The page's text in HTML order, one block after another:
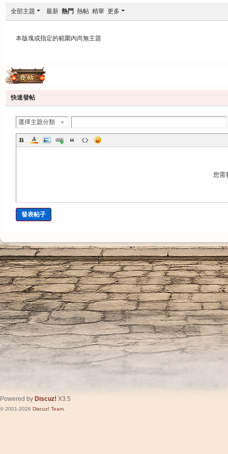
全部主題 最新 熱門 熱帖 精華 更多
本版塊或指定的範圍內尚無主題
發帖
快速發帖
選擇主題分類
您需
發表帖子
Powered by Discuz! X3.5
© 2001-2026 Discuz! Team